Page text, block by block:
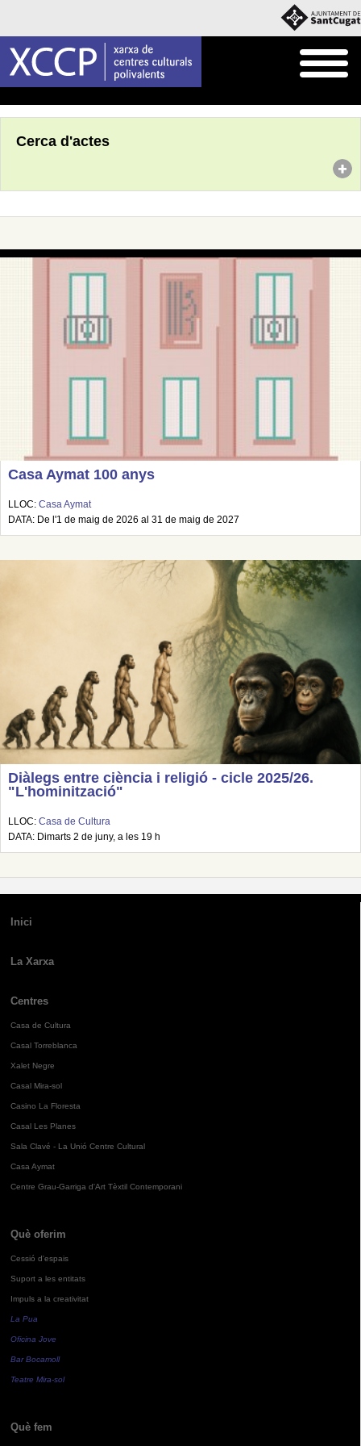
Cerca d'actes
Casa Aymat 100 anys
LLOC: Casa Aymat
DATA: De l'1 de maig de 2026 al 31 de maig de 2027
Diàlegs entre ciència i religió - cicle 2025/26.
"L'hominització"
LLOC: Casa de Cultura
DATA: Dimarts 2 de juny, a les 19 h
Inici
La Xarxa
Centres
Casa de Cultura
Casal Torreblanca
Xalet Negre
Casal Mira-sol
Casino La Floresta
Casal Les Planes
Sala Clavé - La Unió Centre Cultural
Casa Aymat
Centre Grau-Garriga d'Art Tèxtil Contemporani
Què oferim
Cessió d'espais
Suport a les entitats
Impuls a la creativitat
La Pua
Oficina Jove
Bar Bocamoll
Teatre Mira-sol
Què fem